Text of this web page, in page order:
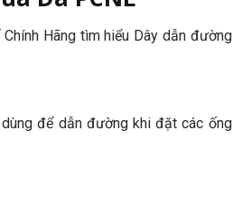
Hãng tìm hiểu Dây dẫn đường
để dẫn đường khi đặt các ống